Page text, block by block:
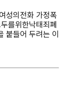
성의전화 가정폭
를위한낙태죄폐
붙들어 두려는 이